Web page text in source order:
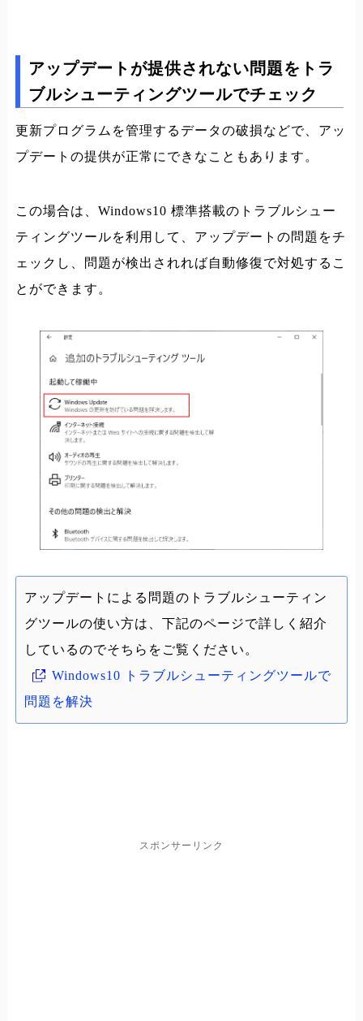
アップデートが提供されない問題をトラ
ブルシューティングツールでチェック
更新プログラムを管理するデータの破損などで、アッ
プデートの提供が正常にできなこともあります。
この場合は、Windows10 標準搭載のトラブルシュー
ティングツールを利用して、アップデートの問題をチ
ェックし、問題が検出されれば自動修復で対処するこ
とができます。
アップデートによる問題のトラブルシューティン
グツールの使い方は、下記のページで詳しく紹介
しているのでそちらをご覧ください。
Windows10 トラブルシューティングツールで
問題を解決
スポンサーリンク